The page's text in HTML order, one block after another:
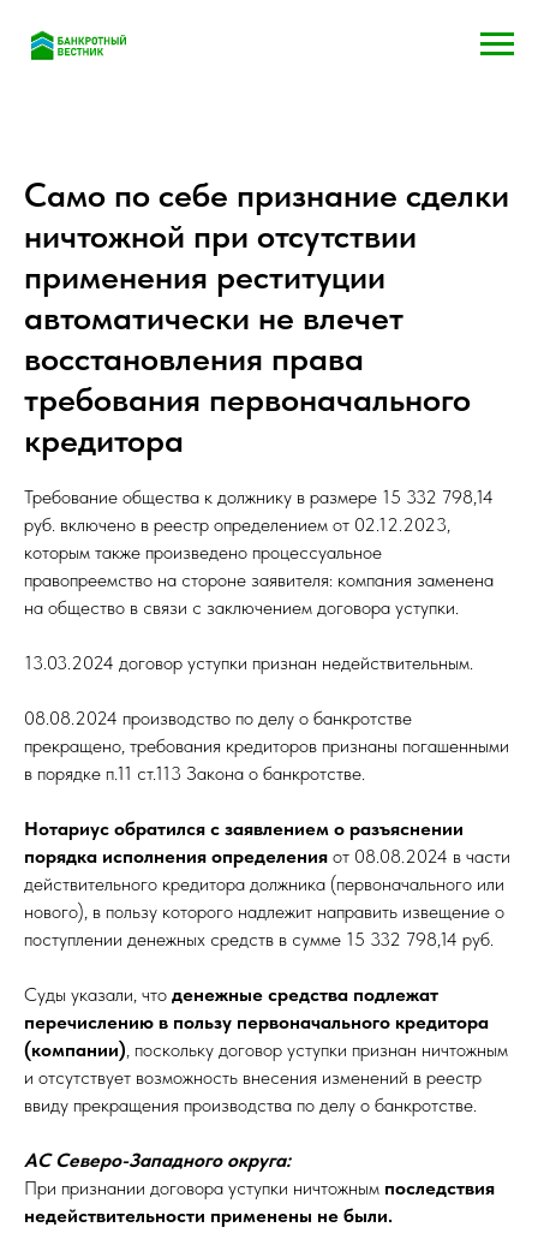
Само по себе признание сделки
ничтожной при отсутствии
применения реституции
автоматически не влечет
восстановления права
требования первоначального
кредитора
Требование общества к должнику в размере 15 332 798,14
руб. включено в реестр определением от 02.12.2023,
которым также произведено процессуальное
правопреемство на стороне заявителя: компания заменена
на общество в связи с заключением договора уступки.
13.03.2024 договор уступки признан недействительным.
08.08.2024 производство по делу о банкротстве
прекращено, требования кредиторов признаны погашенными
в порядке п.11 ст.113 Закона о банкротстве.
Нотариус обратился с заявлением о разъяснении
порядка исполнения определения от 08.08.2024 в части
действительного кредитора должника (первоначального или
нового), в пользу которого надлежит направить извещение о
поступлении денежных средств в сумме 15 332 798,14 руб.
Суды указали, что денежные средства подлежат
перечислению в пользу первоначального кредитора
(компании), поскольку договор уступки признан ничтожным
и отсутствует возможность внесения изменений в реестр
ввиду прекращения производства по делу о банкротстве.
АС Северо-Западного округа:
При признании договора уступки ничтожным последствия
недействительности применены не были.